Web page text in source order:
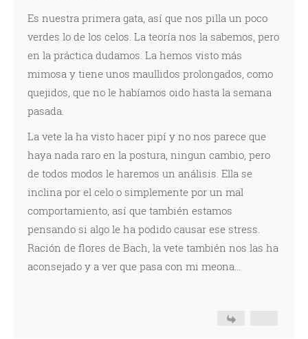
Es nuestra primera gata, así que nos pilla un poco
verdes lo de los celos. La teoría nos la sabemos, pero
en la práctica dudamos. La hemos visto más
mimosa y tiene unos maullidos prolongados, como
quejidos, que no le habíamos oido hasta la semana
pasada.
La vete la ha visto hacer pipí y no nos parece que
haya nada raro en la postura, ningun cambio, pero
de todos modos le haremos un análisis. Ella se
inclina por el celo o simplemente por un mal
comportamiento, así que también estamos
pensando si algo le ha podido causar ese stress.
Ración de flores de Bach, la vete también nos las ha
aconsejado y a ver que pasa con mi meona...